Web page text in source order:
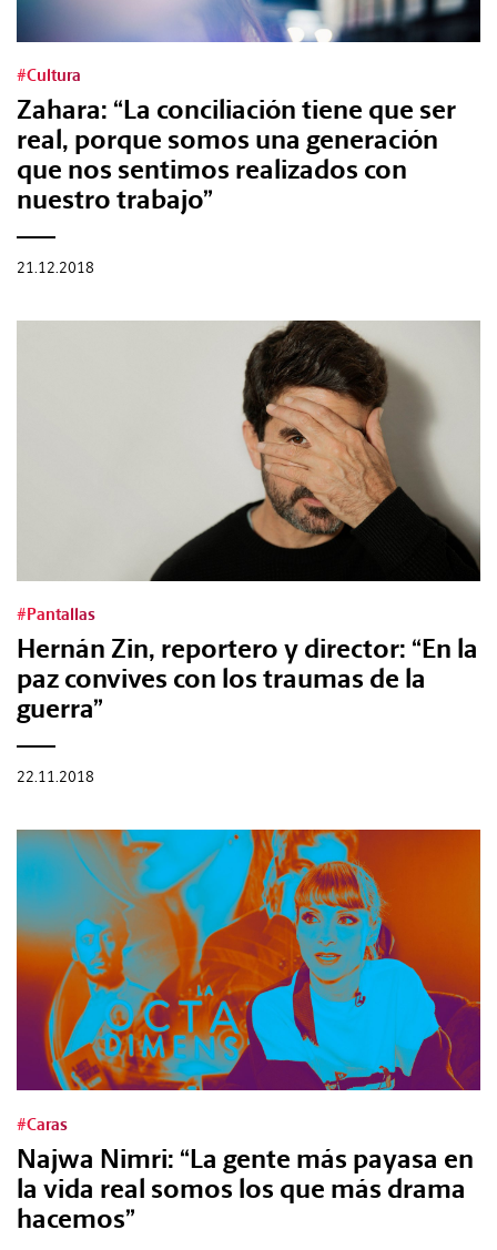
#Cultura
Zahara: “La conciliación tiene que ser
real, porque somos una generación
que nos sentimos realizados con
nuestro trabajo”
21.12.2018
#Pantallas
Hernán Zin, reportero y director: “En la
paz convives con los traumas de la
guerra”
22.11.2018
#Caras
Najwa Nimri: “La gente más payasa en
la vida real somos los que más drama
hacemos”